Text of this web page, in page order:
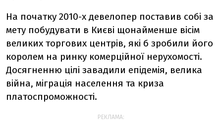
На початку 2010-х девелопер поставив собі за
мету побудувати в Києві щонайменше вісім
великих торгових центрів, які б зробили його
королем на ринку комерційної нерухомості.
Досягненню цілі завадили епідемія, велика
війна, міграція населення та криза
платоспроможності.
РЕКЛАМА: